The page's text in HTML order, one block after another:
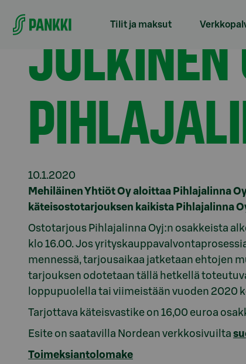
Tilit ja maksut
JULKINEN
10.1.2020
Mehiläinen Yhtiöt Oy aloittaa Pihlajalinna
käteisostotarjouksen kaikista Pihlajalinna
Ostotarjous Pihlajalinna Oyj:n osakkeista
klo 16.00. Jos
mennessä, tarjousaikaa jatketaan ehtojen
tarjouksen odotetaan tällä hetkellä
loppupuolella tai viimeistään vuoden 2020
Tarjottava käteisvastike on 16,00 euroa
Esite on saatavilla Nordean verkkosivuilta
Toimeksiantolomake